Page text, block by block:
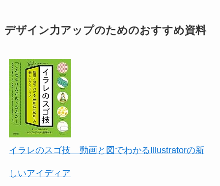
デザイン力アップのためのおすすめ資料
イラレのスゴ技 動画と図でわかるIllustratorの新
しいアイディア